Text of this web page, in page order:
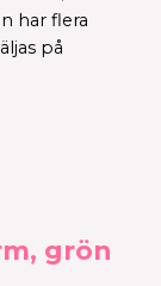
har flera
på
grön